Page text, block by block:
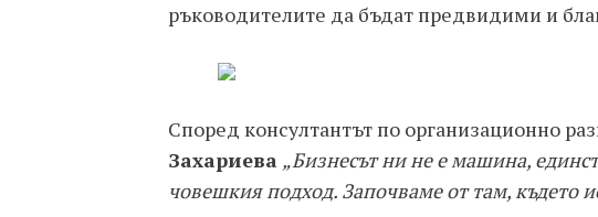
ръководителите да бъдат предвидими и
Според консултантът по организационно
Захариева „Бизнесът ни не е машина,
човешкия подход. Започваме от там, където